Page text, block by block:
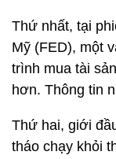
Thứ nhất, tại
Mỹ (FED), một
trình mua tài
hơn. Thông tin
Thứ hai, giới
tháo chạy khỏi